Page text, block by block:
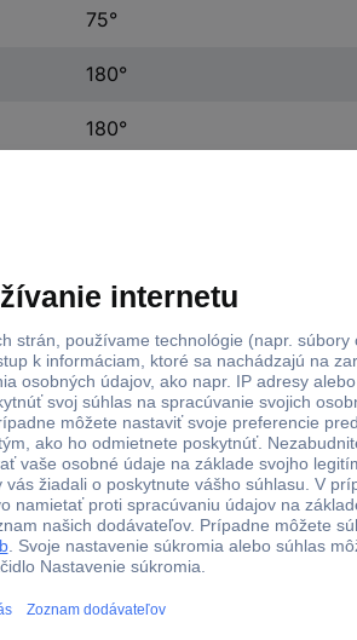
75°
180°
180°
biela
5.3 kg
38,1 cm (15")
38,4 cm (15,1")
39,1 cm (15,4")
39,6 cm (15,6")
40,6 cm (16")
43,2 cm (17")
45,7 cm (18")